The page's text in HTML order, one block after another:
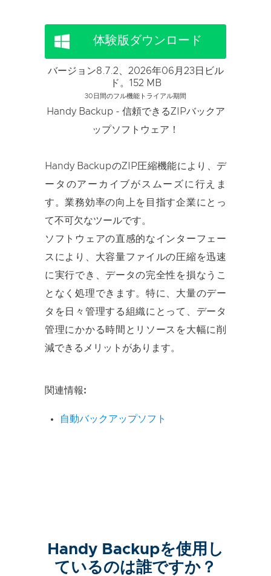
体験版ダウンロード
バージョン8.7.2、2026年06月23日ビル
ド。152 MB
30日間のフル機能トライアル期間
Handy Backup - 信頼できるZIPバックア
ップソフトウェア！
Handy BackupのZIP圧縮機能により、デ
ータのアーカイブがスムーズに行えま
す。業務効率の向上を目指す企業にとっ
て不可欠なツールです。
ソフトウェアの直感的なインターフェー
スにより、大容量ファイルの圧縮を迅速
に実行でき、データの完全性を損なうこ
となく処理できます。特に、大量のデー
タを日々管理する組織にとって、データ
管理にかかる時間とリソースを大幅に削
減できるメリットがあります。
関連情報:
自動バックアップソフト
Handy Backupを使用し
ているのは誰ですか？